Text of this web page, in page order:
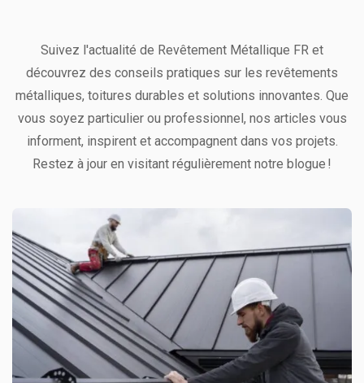
Suivez l'actualité de Revêtement Métallique FR et
découvrez des conseils pratiques sur les revêtements
métalliques, toitures durables et solutions innovantes. Que
vous soyez particulier ou professionnel, nos articles vous
informent, inspirent et accompagnent dans vos projets.
Restez à jour en visitant régulièrement notre blogue !